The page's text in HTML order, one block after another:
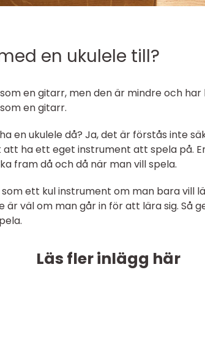
en ukulele till?
en gitarr, men den är mindre och
en gitarr.
en ukulele då? Ja, det är förstås inte
att ha ett eget instrument att spela på.
fram då och då när man vill spela.
ett kul instrument om man bara vill
är väl om man går in för att lära sig. Så
Läs fler inlägg här